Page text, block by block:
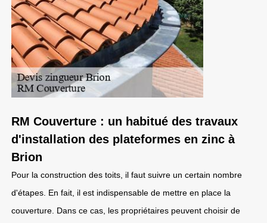
RM Couverture : un habitué des travaux
d'installation des plateformes en zinc à
Brion
Pour la construction des toits, il faut suivre un certain nombre
d'étapes. En fait, il est indispensable de mettre en place la
couverture. Dans ce cas, les propriétaires peuvent choisir de